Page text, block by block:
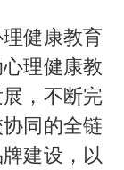
健康教育
理健康教
，不断完
同的全链
建设，以